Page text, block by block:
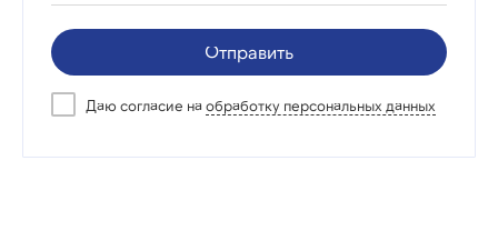
Отправить
Даю согласие на обработку персональных данных